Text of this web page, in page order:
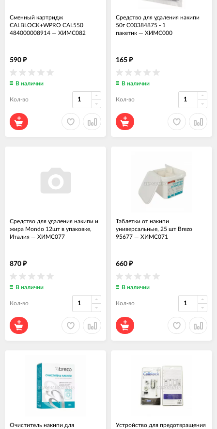
Сменный картридж
CALBLOCK+WPRO CAL550
484000008914 — ХИМС082
590 ₽
В наличии
Кол-во
Средство для удаления накипи
50г C00384875 - 1
пакетик — ХИМС000
165 ₽
В наличии
Кол-во
Средство для удаления накипи и
жира Mondo 12шт в упаковке,
Италия — ХИМС077
870 ₽
В наличии
Кол-во
Таблетки от накипи
универсальные, 25 шт Brezo
95677 — ХИМС071
660 ₽
В наличии
Кол-во
Очиститель накипи для
Устройство для предотвращения